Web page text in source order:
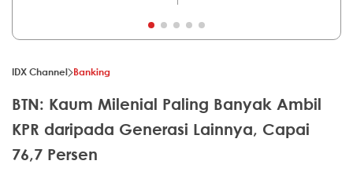
IDX Channel Banking
BTN: Kaum Milenial Paling Banyak Ambil
KPR daripada Generasi Lainnya, Capai
76,7 Persen